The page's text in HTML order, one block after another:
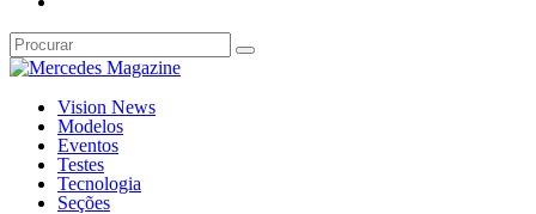
Vision News
Modelos
Eventos
Testes
Tecnologia
Seções